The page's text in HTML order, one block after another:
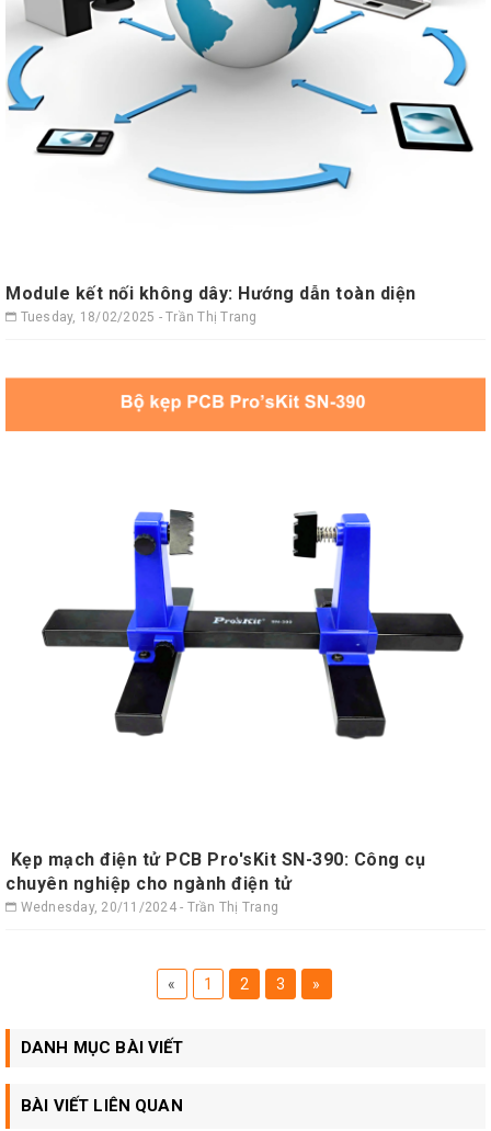
Module kết nối không dây: Hướng dẫn toàn diện
Tuesday, 18/02/2025 - Trần Thị Trang
Kẹp mạch điện tử PCB Pro'sKit SN-390: Công cụ
chuyên nghiệp cho ngành điện tử
Wednesday, 20/11/2024 - Trần Thị Trang
« 1 2 3 »
DANH MỤC BÀI VIẾT
BÀI VIẾT LIÊN QUAN